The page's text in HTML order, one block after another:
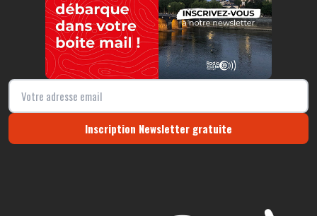
Inscription Newsletter gratuite